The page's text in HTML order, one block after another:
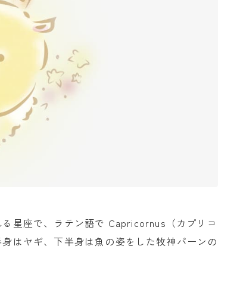
星座で、ラテン語で Capricornus（カプリコ
はヤギ、下半身は魚の姿をした牧神パーンの